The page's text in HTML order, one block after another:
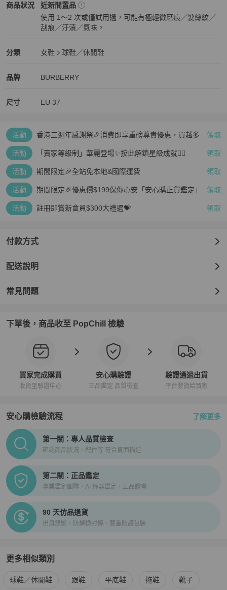
商品狀況
BURBERRY女鞋商品狀態與細節
近新閒置品
使用 1～2 次或僅試用過，可能有極輕微磨痕／髮絲紋／
刮痕／汙漬／氣味。
分類
BURBERRY女鞋分類資訊
女鞋
球鞋／休閒鞋
品牌
BURBERRY精品女鞋品牌介紹
BURBERRY
BURBERRY推薦清單
尺寸 EU 37
活動
香港三週年感謝祭🎉消費即享重磅尊貴優惠，買越多、 領取
活動 「賣家等級制」華麗登場✨按此解鎖星級成就👆🏻 領取
活動 期間限定🎉全站免本地&國際運費 領取
活動 期間限定🎉優惠價$199保你心安「安心購正貨鑑定」 領取
活動 註冊即賞新會員$300大禮遇💝 領取
付款方式
配送說明
常見問題
下單後，商品收至 PopChill 檢驗
買家完成購買
收貨至驗證中心
安心購驗證
正品鑑定 品質檢查
驗證通過出貨
平台發貨給買家
安心購檢驗流程 了解更多
PopChill拍拍圈正品驗證、安心購檢驗流程介紹
第一關：專人品質檢查
確認商品狀況、配件等 符合頁面描述
第二關：正品鑑定
專業鑑定團隊、AI 儀器鑑定、正品證書
90 天仿品退貨
出貨錄影、防掉換封條、雙重防護包裝
更多相似類別
更多BURBERRY 女鞋相似商品推薦
球鞋／休閒鞋 跟鞋 平底鞋 拖鞋 靴子